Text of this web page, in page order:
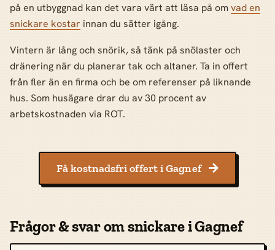
på en utbyggnad kan det vara värt att läsa på omvad en
snickare kostar innan du sätter igång.
Vintern är lång och snörik, så tänk på snölaster och
dränering när du planerar tak och altaner. Ta in offert
från fler än en firma och be om referenser på liknande
hus. Som husägare drar du av 30 procent av
arbetskostnaden via ROT.
Få kostnadsfri offert i Gagnef 
Frågor & svar om snickare i Gagnef